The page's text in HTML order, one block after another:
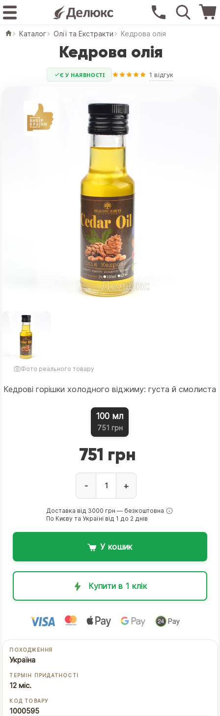
Каталог Олії та Екстракти Кедрова олія
Кедрова олія
Є У НАЯВНОСТІ 1 відгук
Фото реального товару
Кедрові горішки холодного віджиму: густа й смолиста
100 мл
751 грн
751 грн
- +
Доставка від 3000 грн — безкоштовна
По Києву та Україні від 1 до 2 днів
У кошик
Купити в 1 клік
ПОХОДЖЕННЯ
Україна
ТЕРМІН ПРИДАТНОСТІ
12 міс.
КОД ТОВАРУ
1000595